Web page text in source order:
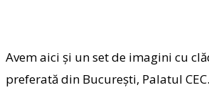
Avem aici și un set de imagini cu
preferată din București, Palatul